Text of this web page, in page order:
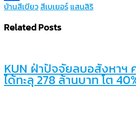
Link
Share
บ้านสีเขียว สีเบเยอร์ แสนสิริ
Related Posts
KUN ฝ่าปัจจัยลบอสังหาฯ
ได้ทะลุ 278 ล้านบาท โต